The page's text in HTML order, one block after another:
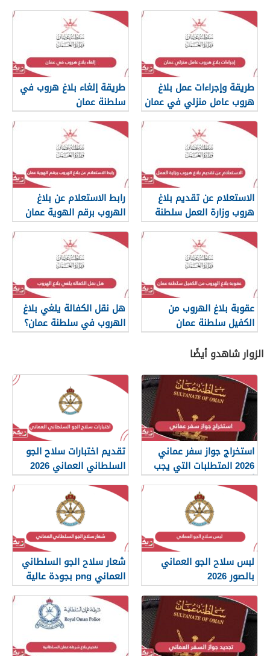
طريقة وإجراءات عمل بلاغ
هروب عامل منزلي في عمان
طريقة إلغاء بلاغ هروب في
سلطنة عمان
الاستعلام عن تقديم بلاغ
هروب وزارة العمل سلطنة
عمان
رابط الاستعلام عن بلاغ
الهروب برقم الهوية عمان
عقوبة بلاغ الهروب من
الكفيل سلطنة عمان
هل نقل الكفالة يلغي بلاغ
الهروب في سلطنة عمان؟
الزوار شاهدو أيضًا
استخراج جواز سفر عماني
2026 المتطلبات التي يجب
أن تعرفها
تقديم اختبارات سلاح الجو
السلطاني العماني 2026
لبس سلاح الجو العماني
بالصور 2026
شعار سلاح الجو السلطاني
العماني png بجودة عالية
2026